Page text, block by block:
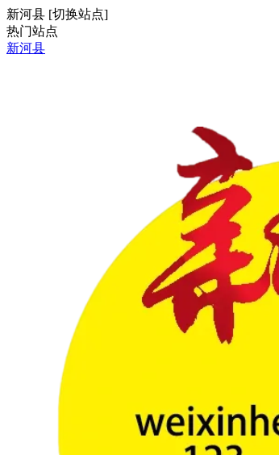
新河县 [切换站点]
热门站点
新河县